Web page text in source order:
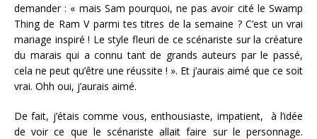
demander : « mais Sam pourquoi, ne pas avoir cité le Swamp
Thing de Ram V parmi tes titres de la semaine ? C’est un vrai
mariage inspiré ! Le style fleuri de ce scénariste sur la créature
du marais qui a connu tant de grands auteurs par le passé,
cela ne peut qu’être une réussite ! ». Et j’aurais aimé que ce soit
vrai. Ohh oui, j’aurais aimé.
De fait, j’étais comme vous, enthousiaste, impatient, à l’idée
de voir ce que le scénariste allait faire sur le personnage.